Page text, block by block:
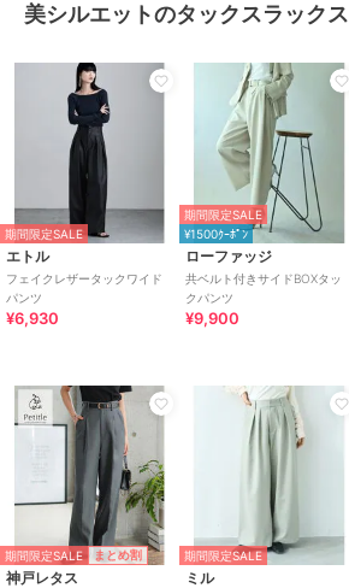
美シルエットのタックスラックス
期間限定SALE
エトル
フェイクレザータックワイド
パンツ
¥6,930
期間限定SALE
¥1500ｸｰﾎﾟﾝ
ローファッジ
共ベルト付きサイドBOXタッ
クパンツ
¥9,900
期間限定SALE まとめ割
神戸レタス
期間限定SALE
ミル